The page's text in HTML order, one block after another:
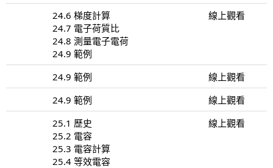
24.6 梯度計算
24.7 電子荷質比
24.8 測量電子電荷
24.9 範例
線上觀看
24.9 範例
線上觀看
24.9 範例
線上觀看
25.1 歷史
25.2 電容
25.3 電容計算
25.4 等效電容
線上觀看